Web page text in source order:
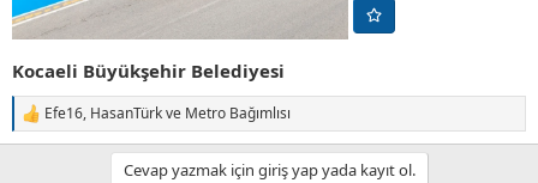
Kocaeli Büyükşehir Belediyesi
T
e
Efe16, HasanTürkve Metro Bağımlısı
Cevap yazmak için giriş yap yada kayıt ol.